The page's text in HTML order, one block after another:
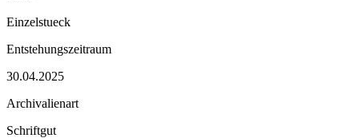
Einzelstueck
Entstehungszeitraum
30.04.2025
Archivalienart
Schriftgut